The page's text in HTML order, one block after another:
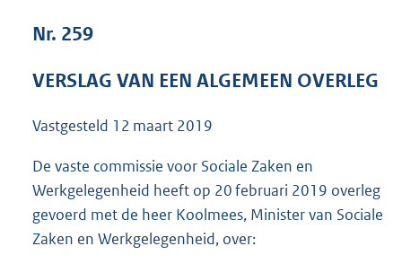
e
7
K
Nr. 259
VERSLAG VAN EEN ALGEMEEN OVERLEG
Vastgesteld 12 maart 2019
De vaste commissie voor Sociale Zaken en
Werkgelegenheid heeft op 20 februari 2019 overleg
gevoerd met de heer Koolmees, Minister van Sociale
Zaken en Werkgelegenheid, over: